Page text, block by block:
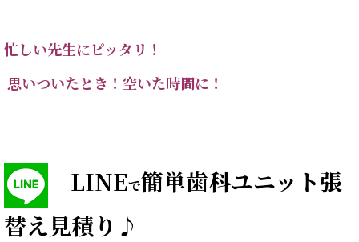
忙しい先生にピッタリ！
思いついたとき！空いた時間に！
LINEで簡単歯科ユニット張
替え見積り♪